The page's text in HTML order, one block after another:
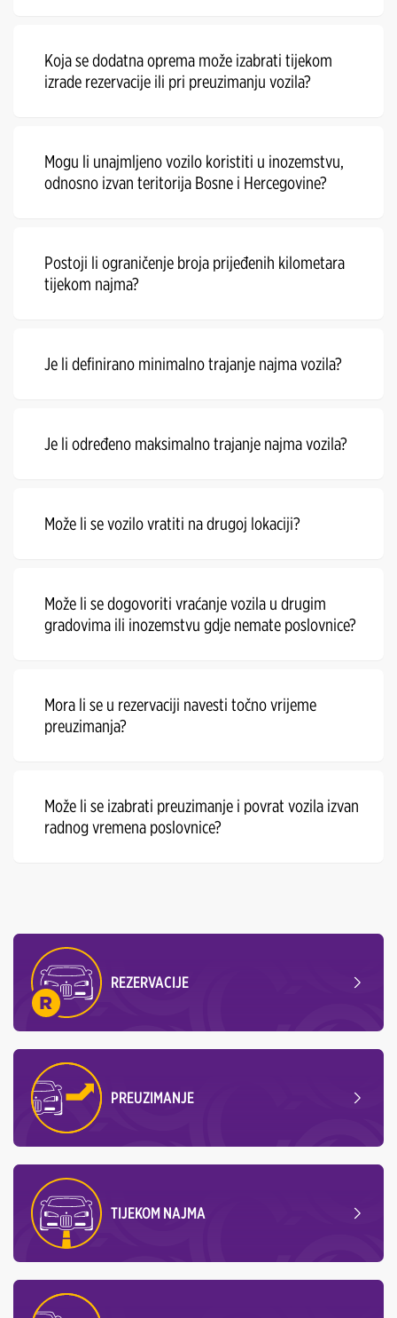
Koja se dodatna oprema može izabrati tijekom
izrade rezervacije ili pri preuzimanju vozila?
Mogu li unajmljeno vozilo koristiti u inozemstvu,
odnosno izvan teritorija Bosne i Hercegovine?
Postoji li ograničenje broja prijeđenih kilometara
tijekom najma?
Je li definirano minimalno trajanje najma vozila?
Je li određeno maksimalno trajanje najma vozila?
Može li se vozilo vratiti na drugoj lokaciji?
Može li se dogovoriti vraćanje vozila u drugim
gradovima ili inozemstvu gdje nemate poslovnice?
Mora li se u rezervaciji navesti točno vrijeme
preuzimanja?
Može li se izabrati preuzimanje i povrat vozila izvan
radnog vremena poslovnice?
REZERVACIJE
PREUZIMANJE
TIJEKOM NAJMA